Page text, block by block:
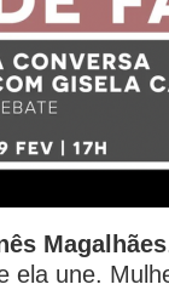
Magalhães
ela une.